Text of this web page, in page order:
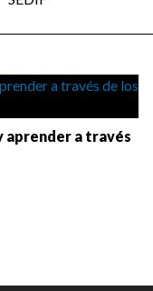
aprender a través